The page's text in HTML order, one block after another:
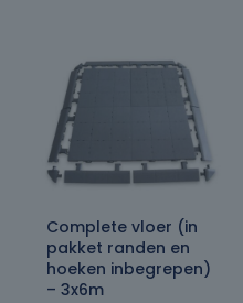
Complete vloer (in
pakket randen en
hoeken inbegrepen)
– 3x6m